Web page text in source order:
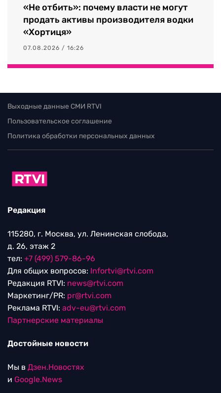
«Не отбить»: почему власти не могут
продать активы производителя водки
«Хортиця»
07.08.2026 / 16:26
Выходные данные СМИ RTVI
Пользовательское соглашение
Политика обработки персональных данных
Редакция
115280, г. Москва, ул. Ленинская слобода,
д. 26, этаж 2
тел: +7 (499) 579-86-96
Для общих вопросов: Infortvi@rtvi.com
Редакция RTVI: news@rtvi.com
Маркетинг/PR: pr@rtvi.com
Реклама RTVI: adv-eu@rtvi.com
Партнерские материалы
Достойные новости
Мы в Дзен.Новостях
и Google.News